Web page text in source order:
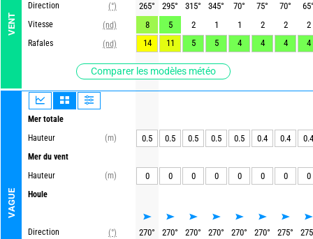
VENT
Direction
(°)
Vitesse
(nd)
Rafales
(nd)
Comparer les modèles météo
VAGUE
Mer totale
Hauteur
(m)
Mer du vent
Hauteur
(m)
Houle
Direction
(°)
265° 295° 315° 345° 70° 75° 70° 65
8
5 2 1 1 2 2
2
14
11 5 5 4 4 4 4
0.5 0.5 0.5 0.5 0.5 0.4 0.4 0.4
0 0 0 0 0 0 0 0
270° 270° 270° 270° 270° 270° 275°
275